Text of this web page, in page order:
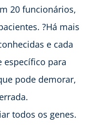
20 funcionários,
?Há mais
e cada
específico para
pode demorar,
todos os genes.